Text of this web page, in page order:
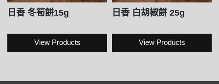
日香 冬筍餅15g
View Products
日香 白胡椒餅 25g
View Products